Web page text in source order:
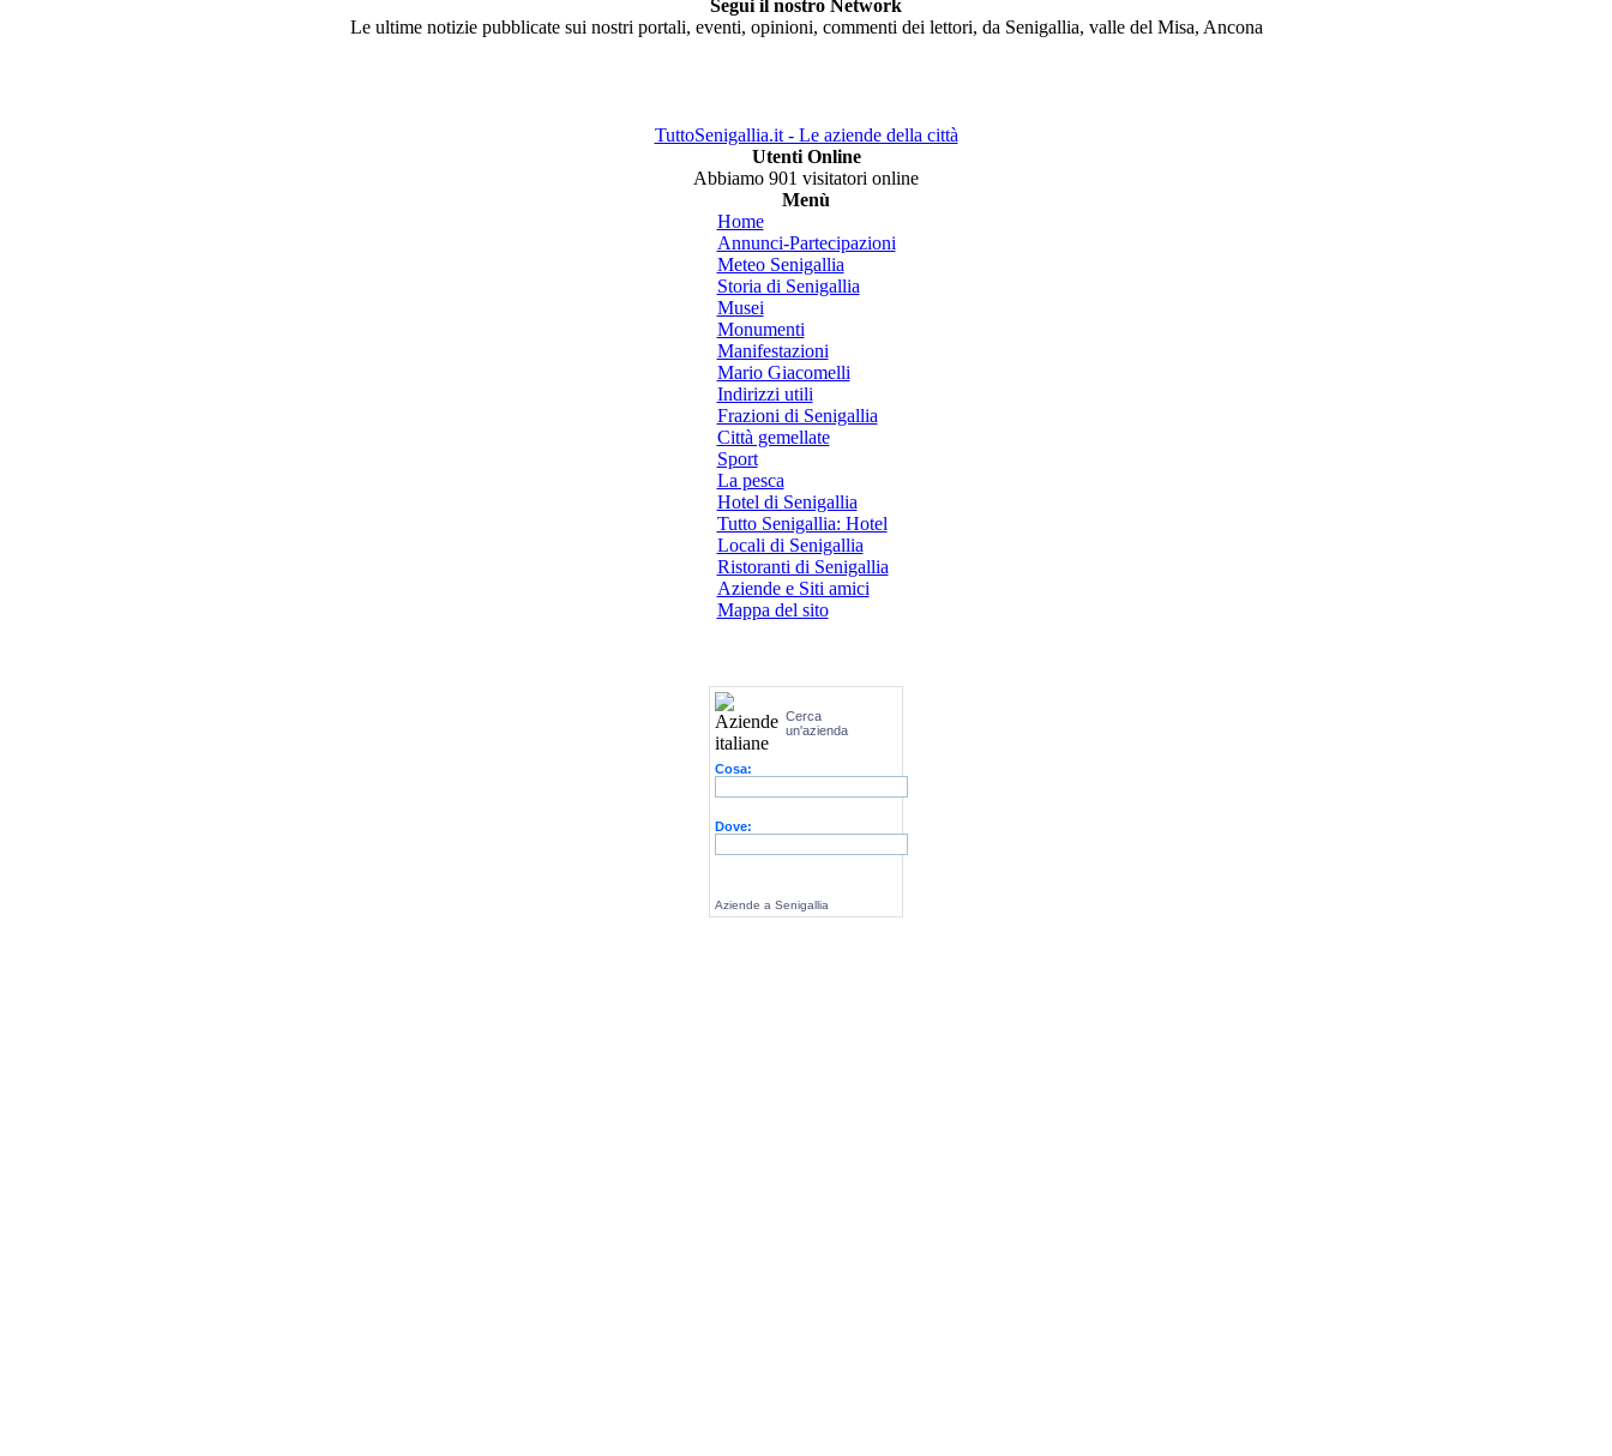
Segui il nostro Network
Le ultime notizie pubblicate sui nostri portali, eventi, opinioni, commenti dei lettori, da Senigallia, valle del Misa, Ancona
TuttoSenigallia.it - Le aziende della città
Utenti Online
Abbiamo 901 visitatori online
Menù
Home
Annunci-Partecipazioni
Meteo Senigallia
Storia di Senigallia
Musei
Monumenti
Manifestazioni
Mario Giacomelli
Indirizzi utili
Frazioni di Senigallia
Città gemellate
Sport
La pesca
Hotel di Senigallia
Tutto Senigallia: Hotel
Locali di Senigallia
Ristoranti di Senigallia
Aziende e Siti amici
Mappa del sito
Cerca
un'azienda
Cosa:
Dove:
Aziende a Senigallia